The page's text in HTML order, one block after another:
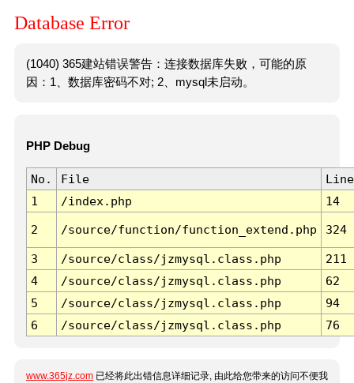
Database Error
(1040) 365建站错误警告：连接数据库失败，可能的原
因：1、数据库密码不对; 2、mysql未启动。
PHP Debug
No. File
Line
1
/index.php 14
2 /source/function/function_extend.php 324
3 /source/class/jzmysql.class.php
211
4
/source/class/jzmysql.class.php
62
5
/source/class/jzmysql.class.php
94
6
/source/class/jzmysql.class.php 76
www.365jz.com 已经将此出错信息详细记录, 由此给您带来的访问不便我